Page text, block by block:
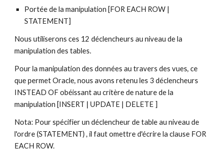
Portée de la manipulation [FOR EACH ROW |
STATEMENT]
Nous utiliserons ces 12 déclencheurs au niveau de la
manipulation des tables.
Pour la manipulation des données au travers des vues, ce
que permet Oracle, nous avons retenu les 3 déclencheurs
INSTEAD OF obéissant au critère de nature de la
manipulation [INSERT | UPDATE | DELETE ]
Nota: Pour spécifier un déclencheur de table au niveau de
l'ordre (STATEMENT) , il faut omettre d'écrire la clause FOR
EACH ROW.